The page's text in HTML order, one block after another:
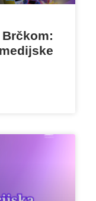
Brčkom: